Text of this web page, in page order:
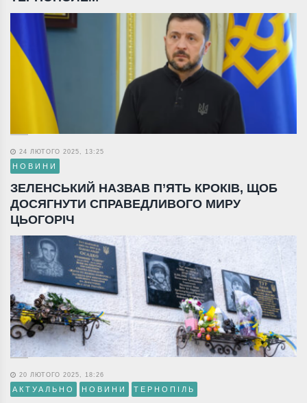
24 ЛЮТОГО 2025, 13:25
НОВИНИ
ЗЕЛЕНСЬКИЙ НАЗВАВ П’ЯТЬ КРОКІВ, ЩОБ
ДОСЯГНУТИ СПРАВЕДЛИВОГО МИРУ
ЦЬОГОРІЧ
20 ЛЮТОГО 2025, 18:26
АКТУАЛЬНО НОВИНИ ТЕРНОПІЛЬ